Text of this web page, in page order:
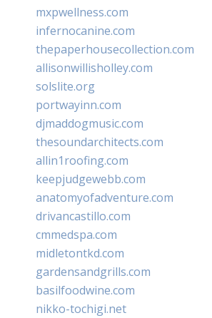
mxpwellness.com
infernocanine.com
thepaperhousecollection.com
allisonwillisholley.com
solslite.org
portwayinn.com
djmaddogmusic.com
thesoundarchitects.com
allin1roofing.com
keepjudgewebb.com
anatomyofadventure.com
drivancastillo.com
cmmedspa.com
midletontkd.com
gardensandgrills.com
basilfoodwine.com
nikko-tochigi.net